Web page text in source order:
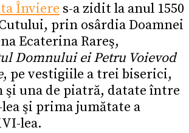
Înviere s-a zidit la anul 1550
prin osârdia Doamnei
Ecaterina Rareş,
Domnului ei Petru Voievod
, pe vestigiile a trei biserici,
şi una de piatră, datate între
şi prima jumătate a
lea.